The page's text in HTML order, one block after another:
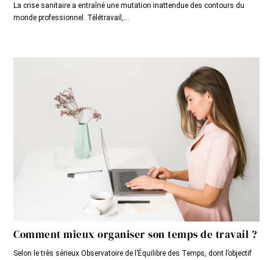
La crise sanitaire a entraîné une mutation inattendue des contours du
monde professionnel. Télétravail,...
Comment mieux organiser son temps de travail ?
Selon le très sérieux Observatoire de l’Équilibre des Temps, dont l’objectif